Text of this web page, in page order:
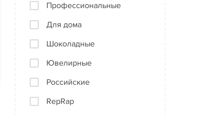
Профессиональные
Для дома
Шоколадные
Ювелирные
Российские
RepRap